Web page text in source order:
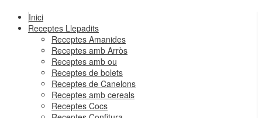
Inici
Receptes Llepadits
Receptes Amanides
Receptes amb Arròs
Receptes amb ou
Receptes de bolets
Receptes de Canelons
Receptes amb cereals
Receptes Cocs